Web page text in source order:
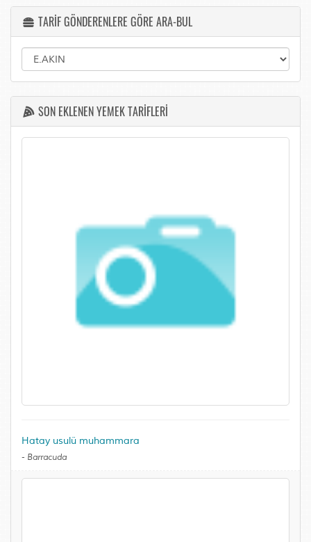
TARİF GÖNDERENLERE GÖRE ARA-BUL
SON EKLENEN YEMEK TARİFLERİ
Hatay usulü muhammara
- Barracuda